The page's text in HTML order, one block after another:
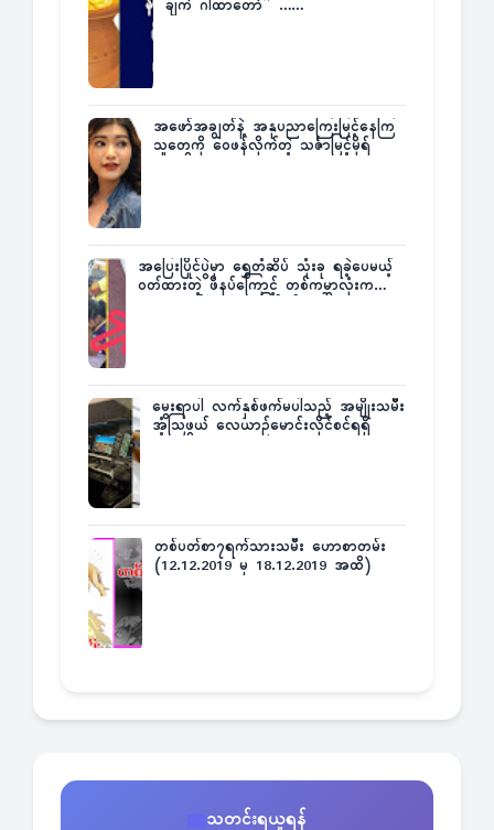
ချက် ဂါထာတော်” ……
အဖော်အချွတ်နဲ့ အနုပညာကြေးမြင့်နေကြ
သူတွေကို ဝေဖန်လိုက်တဲ့ သင်္ဇာမြင့်မိုရ်
အပြေးပြိုင်ပွဲမှာ ရွှေတံဆိပ် သုံးခု ရခဲ့ပေမယ့်
ဝတ်ထားတဲ့ ဖိနပ်ကြောင့် တစ်ကမ္ဘာလုံးက
မွေးရာပါ လက်နှစ်ဖက်မပါသည့် အမျိုးသမီး
အံ့သြဖွယ် လေယာဉ်မောင်းလိုင်စင်ရရှိ
တစ်ပတ်စာ၇ရက်သားသမီး ဟောစာတမ်း
(12.12.2019 မှ 18.12.2019 အထိ)
သတင်းရယူရန်